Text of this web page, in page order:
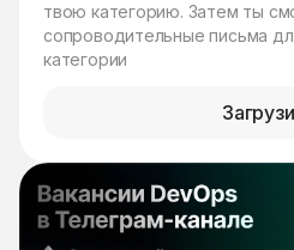
твою категорию. Затем ты
сопроводительные письма
категории